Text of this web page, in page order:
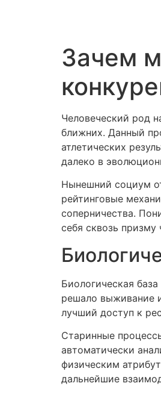
Зачем
Человеческий род
ближних. Данный
атлетических
далеко в
Нынешний социум
рейтинговые
соперничества.
себя сквозь
Биологическая
решало выживание
лучший доступ к
Старинные
автоматически
физическим
дальнейшие